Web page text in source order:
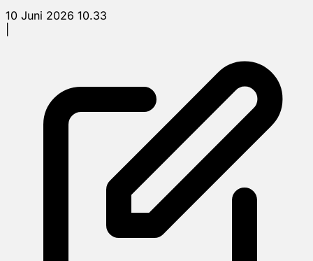
10 Juni 2026 10.33